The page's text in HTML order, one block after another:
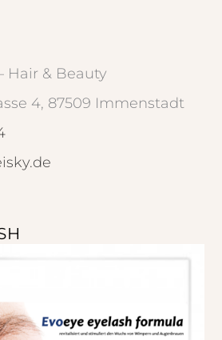
Hair & Beauty
4, 87509 Immenstadt